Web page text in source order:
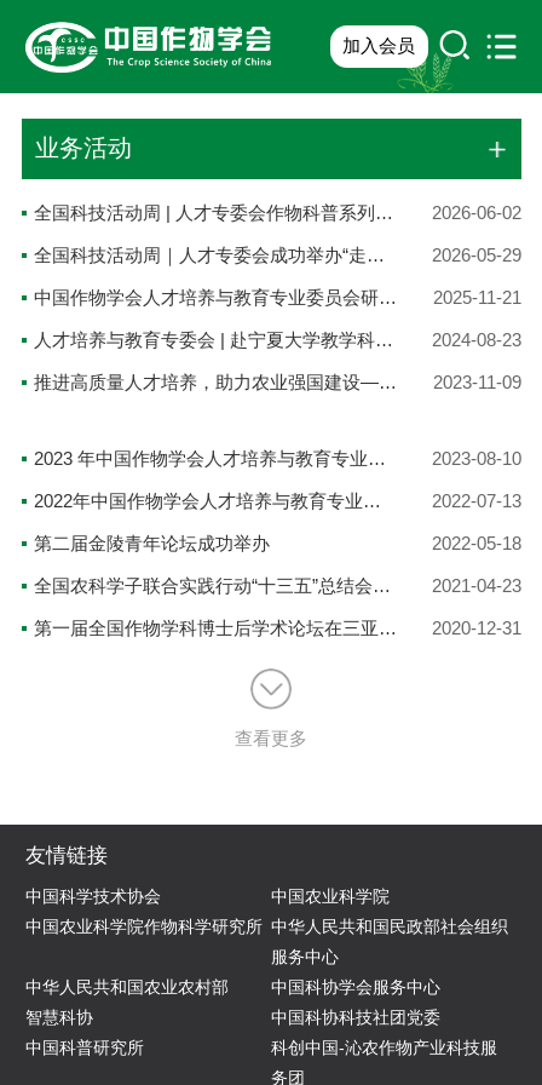
加入会员
业务活动
全国科技活动周 | 人才专委会作物科普系列活动圆满落幕 2026-06-02
全国科技活动周｜人才专委会成功举办“走进全国重点实验室：寻源·观型·解码”主题研学活动 2026-05-29
中国作物学会人才培养与教育专业委员会研究生培养专题会议在广东海洋大学召开 2025-11-21
人才培养与教育专委会 | 赴宁夏大学教学科研实践基地开展党建活动 2024-08-23
推进高质量人才培养，助力农业强国建设——2023年中国作物学会人才培养与教育专业委员会年会成功召开 2023-11-09
2023 年中国作物学会人才培养与教育专业委员会理事会顺利召开 2023-08-10
2022年中国作物学会人才培养与教育专业委员会理事会会议暨作物学一流学科建设论坛成功举办 2022-07-13
第二届金陵青年论坛成功举办 2022-05-18
全国农科学子联合实践行动“十三五”总结会暨“十四五”启动会在京举办 2021-04-23
第一届全国作物学科博士后学术论坛在三亚崖州湾成功举办 2020-12-31
查看更多
友情链接
中国科学技术协会
中国农业科学院
中国农业科学院作物科学研究所 中华人民共和国民政部社会组织
服务中心
中华人民共和国农业农村部
中国科协学会服务中心
智慧科协
中国科协科技社团党委
中国科普研究所
科创中国-沁农作物产业科技服
务团